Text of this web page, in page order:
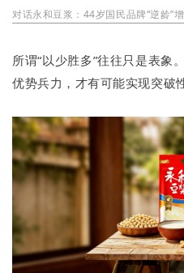
对话永和豆浆：44岁国民品牌“逆龄”
所谓“以少胜多”往往只是表象
优势兵力，才有可能实现突破